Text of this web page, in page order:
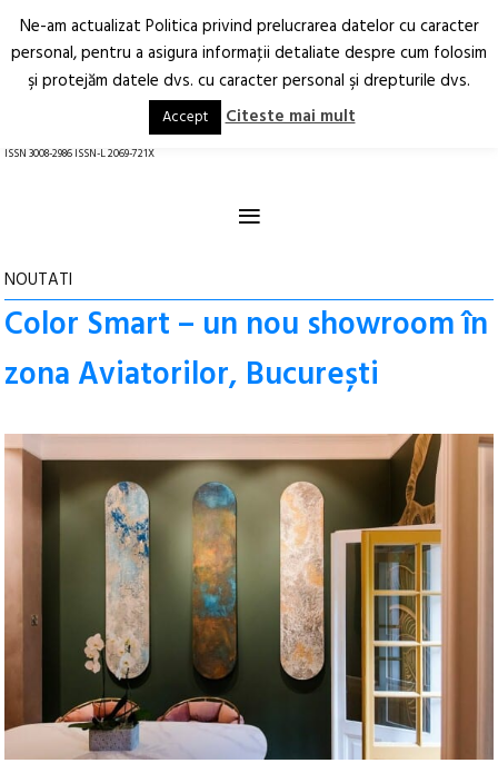
Arhitectură.
Oraș.
RO EN
ISSN 3008-2986 ISSN-L 2069-721X
≡
NOUTATI
Color Smart – un nou showroom în
zona Aviatorilor, București
Ne-am actualizat Politica privind prelucrarea datelor cu caracter
personal, pentru a asigura informaţii detaliate despre cum folosim
şi protejăm datele dvs. cu caracter personal şi drepturile dvs.
Accept Citeste mai mult